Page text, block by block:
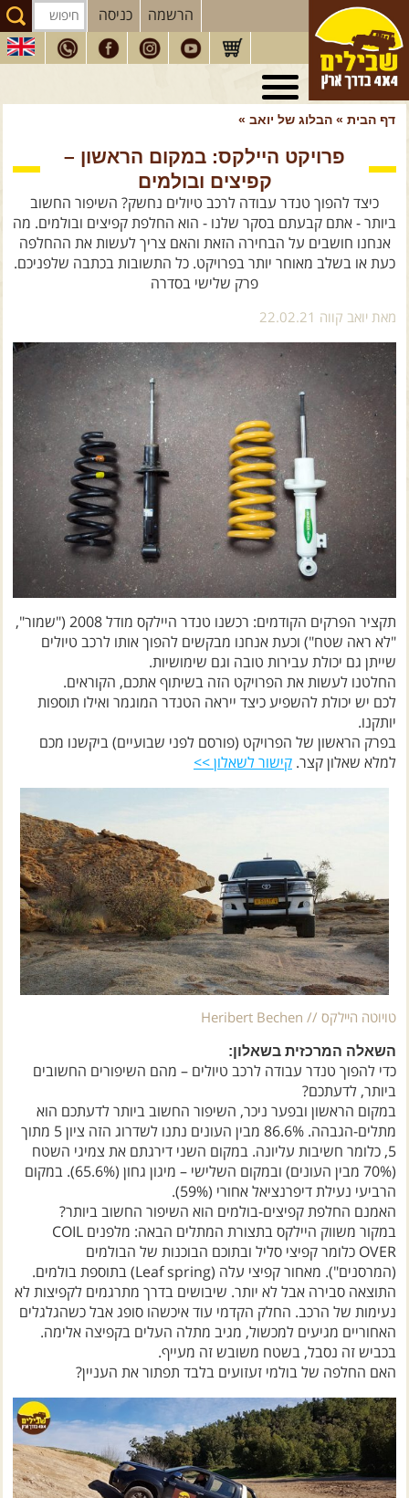
הרשמה כניסה
טיולי 4X4 בארץ
טיולים לרכב פנאי
הדרכותנהיגה
המדריכים שלנו
חנותשבילים
הבלוג של יואב קווה
פודקאסט ג'יפאות
צרו קשר עם שבילים
אודות יואב קווה והאתר שבילים
דף הבית » הבלוג של יואב »
פרויקט היילקס: במקום הראשון –
קפיצים ובולמים
כיצד להפוך טנדר עבודה לרכב טיולים נחשק? השיפור החשוב
ביותר - אתם קבעתם בסקר שלנו - הוא החלפת קפיצים ובולמים. מה
אנחנו חושבים על הבחירה הזאת והאם צריך לעשות את ההחלפה
כעת או בשלב מאוחר יותר בפרויקט. כל התשובות בכתבה שלפניכם.
פרק שלישי בסדרה
מאת יואב קווה 22.02.21
תקציר הפרקים הקודמים: רכשנו טנדר היילקס מודל 2008 ("שמור",
"לא ראה שטח") וכעת אנחנו מבקשים להפוך אותו לרכב טיולים
שייתן גם יכולת עבירות טובה וגם שימושיות.
החלטנו לעשות את הפרויקט הזה בשיתוף אתכם, הקוראים.
לכם יש יכולת להשפיע כיצד ייראה הטנדר המוגמר ואילו תוספות
יותקנו.
בפרק הראשון של הפרויקט (פורסם לפני שבועיים) ביקשנו מכם
למלא שאלון קצר. קישור לשאלון >>
טויוטה היילקס // Heribert Bechen
השאלה המרכזית בשאלון:
כדי להפוך טנדר עבודה לרכב טיולים – מהם השיפורים החשובים
ביותר, לדעתכם?
במקום הראשון ובפער ניכר, השיפור החשוב ביותר לדעתכם הוא
מתלים-הגבהה. 86.6% מבין העונים נתנו לשדרוג הזה ציון 5 מתוך
5, כלומר חשיבות עליונה. במקום השני דירגתם את צמיגי השטח
(70% מבין העונים) ובמקום השלישי – מיגון גחון (65.6%). במקום
הרביעי נעילת דיפרנציאל אחורי (59%).
האמנם החלפת קפיצים-בולמים הוא השיפור החשוב ביותר?
במקור משווק היילקס בתצורת המתלים הבאה: מלפנים COIL
OVER כלומר קפיצי סליל ובתוכם הבוכנות של הבולמים
(המרסנים"). מאחור קפיצי עלה (Leaf spring) בתוספת בולמים.
התוצאה סבירה אבל לא יותר. שיבושים בדרך מתרגמים לקפיצות לא
נעימות של הרכב. החלק הקדמי עוד איכשהו סופג אבל כשהגלגלים
האחוריים מגיעים למכשול, מגיב מתלה העלים בקפיצה אלימה.
בכביש זה נסבל, בשטח משובש זה מעייף.
האם החלפה של בולמי זעזועים בלבד תפתור את העניין?